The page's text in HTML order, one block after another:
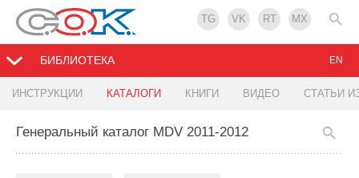
TG VK RT MX
БИБЛИОТЕКА
ИНСТРУКЦИИ КАТАЛОГИ КНИГИ ВИДЕО СТАТЬИ
EN
Генеральный каталог MDV 2011-2012